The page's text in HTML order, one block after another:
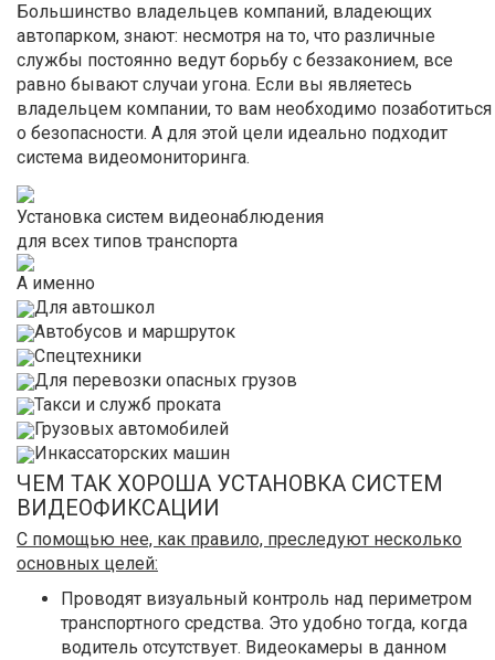
Большинство владельцев компаний, владеющих
автопарком, знают: несмотря на то, что различные
службы постоянно ведут борьбу с беззаконием, все
равно бывают случаи угона. Если вы являетесь
владельцем компании, то вам необходимо позаботиться
о безопасности. А для этой цели идеально подходит
система видеомониторинга.
Установка систем видеонаблюдения
для всех типов транспорта
А именно
Для автошкол
Автобусов и маршруток
Спецтехники
Для перевозки опасных грузов
Такси и служб проката
Грузовых автомобилей
Инкассаторских машин
ЧЕМ ТАК ХОРОША УСТАНОВКА СИСТЕМ
ВИДЕОФИКСАЦИИ
С помощью нее, как правило, преследуют несколько
основных целей:
Проводят визуальный контроль над периметром
транспортного средства. Это удобно тогда, когда
водитель отсутствует. Видеокамеры в данном